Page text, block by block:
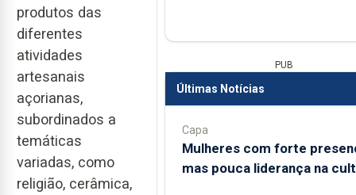
produtos das
diferentes
atividades
artesanais
açorianas,
subordinados a
temáticas
variadas, como
religião, cerâmica,
PUB
Últimas Notícias
Capa
Mulheres com forte
mas pouca liderança na